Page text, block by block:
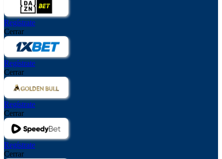
Regístrate
Cerrar
Regístrate
Cerrar
Regístrate
Cerrar
Regístrate
Cerrar